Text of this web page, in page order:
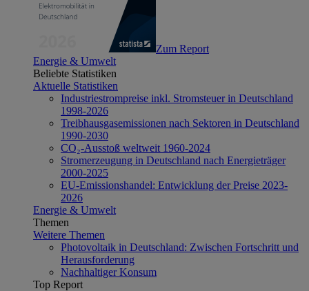
Zum Report
Energie & Umwelt
Beliebte Statistiken
Aktuelle Statistiken
Industriestrompreise inkl. Stromsteuer in Deutschland
1998-2026
Treibhausgasemissionen nach Sektoren in Deutschland
1990-2030
CO₂-Ausstoß weltweit 1960-2024
Stromerzeugung in Deutschland nach Energieträger
2000-2025
EU-Emissionshandel: Entwicklung der Preise 2023-
2026
Energie & Umwelt
Themen
Weitere Themen
Photovoltaik in Deutschland: Zwischen Fortschritt und
Herausforderung
Nachhaltiger Konsum
Top Report